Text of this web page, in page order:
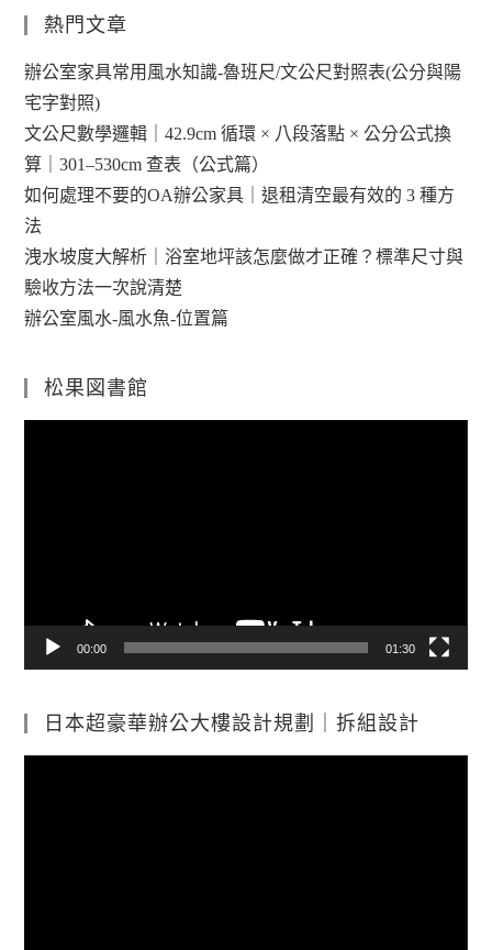
熱門文章
辦公室家具常用風水知識-魯班尺/文公尺對照表(公分與陽
宅字對照)
文公尺數學邏輯｜42.9cm 循環 × 八段落點 × 公分公式換
算｜301–530cm 查表（公式篇）
如何處理不要的OA辦公家具｜退租清空最有效的 3 種方
法
洩水坡度大解析｜浴室地坪該怎麼做才正確？標準尺寸與
驗收方法一次說清楚
辦公室風水-風水魚-位置篇
松果図書館
00:00 01:30
日本超豪華辦公大樓設計規劃｜拆組設計